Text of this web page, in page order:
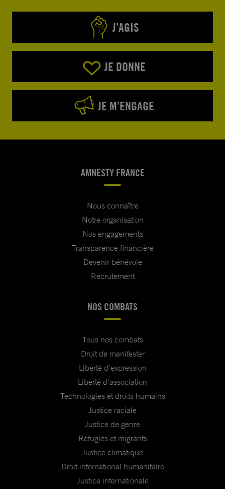
J’AGIS
JE DONNE
JE M’ENGAGE
AMNESTY FRANCE
Nous connaître
Notre organisation
Nos engagements
Transparence financière
Devenir bénévole
Recrutement
NOS COMBATS
Tous nos combats
Droit de manifester
Liberté d'expression
Liberté d'association
Technologies et droits humains
Justice raciale
Justice de genre
Réfugiés et migrants
Justice climatique
Droit international humanitaire
Justice internationale